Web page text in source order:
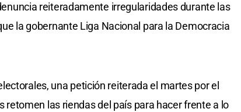
reiteradamente irregularidades durante las
la gobernante Liga Nacional para la Democracia
una petición reiterada el martes por el
retomen las riendas del país para hacer frente a lo